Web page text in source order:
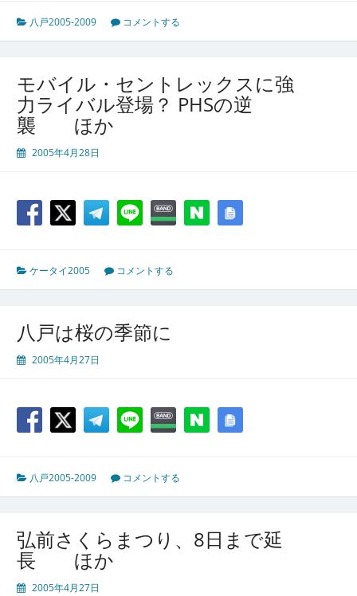
八戸2005-2009 コメントする
モバイル・セントレックスに強
力ライバル登場？ PHSの逆
襲 ほか
2005年4月28日
ケータイ2005 コメントする
八戸は桜の季節に
2005年4月27日
八戸2005-2009 コメントする
弘前さくらまつり、8日まで延
長 ほか
2005年4月27日